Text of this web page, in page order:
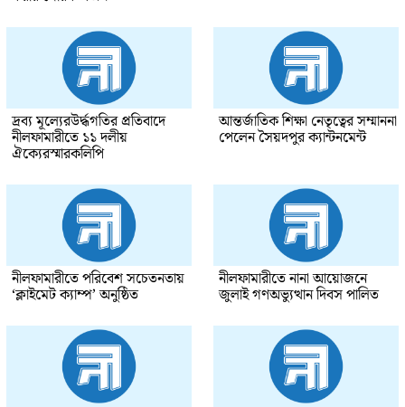
দ্রব্য মূল্যেরউর্দ্ধগতির প্রতিবাদে
নীলফামারীতে ১১ দলীয়
ঐক্যেরস্মারকলিপি
আন্তর্জাতিক শিক্ষা নেতৃত্বের সম্মাননা
পেলেন সৈয়দপুর ক্যান্টনমেন্ট
নীলফামারীতে পরিবেশ সচেতনতায়
‘ক্লাইমেট ক্যাম্প’ অনুষ্ঠিত
নীলফামারীতে নানা আয়োজনে
জুলাই গণঅভ্যুত্থান দিবস পালিত